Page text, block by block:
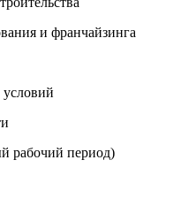
и франчайзинга
рабочий период)